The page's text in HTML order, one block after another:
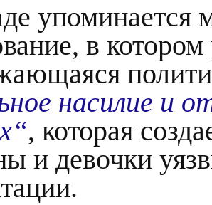
упоминается
в
насилие и
, которая
и девочки